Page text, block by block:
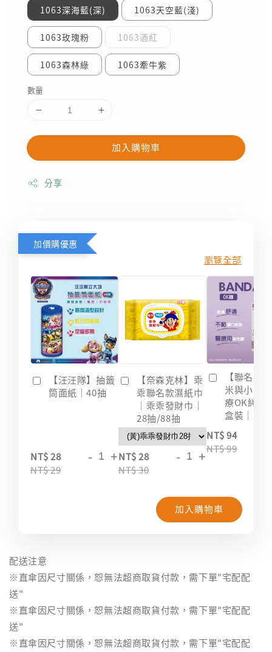
1063深海藍(深) 1063天空藍(淺)
1063玫瑰粉 1063酒紅
1063森林綠 1063牽牛紫
數量
加入購物車
分享
加價購優惠
瀏覽全部
【汪汪隊】抽籤
筒面紙｜40抽
NT$ 28
NT$ 29
- +
【奈森克林】乖
乖聯名款濕紙巾
｜乖乖發財巾｜
28抽/88抽
NT$ 28
NT$ 30
- +
【聯名款
米與小惡
療OK絆｜
盒裝｜台
NT$ 94
NT$ 99
加入購物車
配送注意
※直傘因尺寸關係，恕無法超商取貨付款，需下單"宅配配
送"
※直傘因尺寸關係，恕無法超商取貨付款，需下單"宅配配
送"
※直傘因尺寸關係，恕無法超商取貨付款，需下單"宅配配